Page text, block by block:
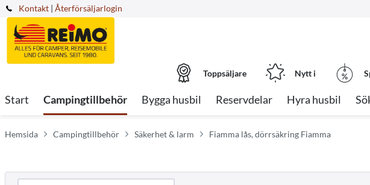
Kontakt | Återförsäljarlogin
Toppsäljare Nytt i
Start Campingtillbehör Bygga husbil Reservdelar Hyra husbil
Hemsida Campingtillbehör Säkerhet & larm Fiamma lås, dörrsäkring Fiamma